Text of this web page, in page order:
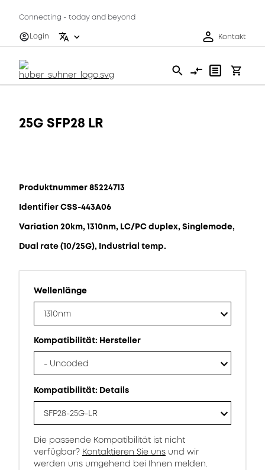
Connecting - today and beyond
Login
Kontakt
25G SFP28 LR
Produktnummer 85224713
Identifier CSS-443A06
Variation 20km, 1310nm, LC/PC duplex, Singlemode,
Dual rate (10/25G), Industrial temp.
Wellenlänge
1310nm
Kompatibilität: Hersteller
- Uncoded
Kompatibilität: Details
SFP28-25G-LR
Die passende Kompatibilität ist nicht
verfügbar? Kontaktieren Sie uns und wir
werden uns umgehend bei Ihnen melden.